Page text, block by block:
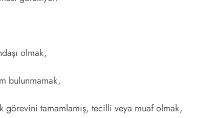
olmak,
bulunmamak,
görevini tamamlamış, tecilli veya muaf olmak,